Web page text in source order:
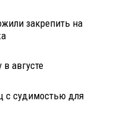
закрепить на
августе
с судимостью для